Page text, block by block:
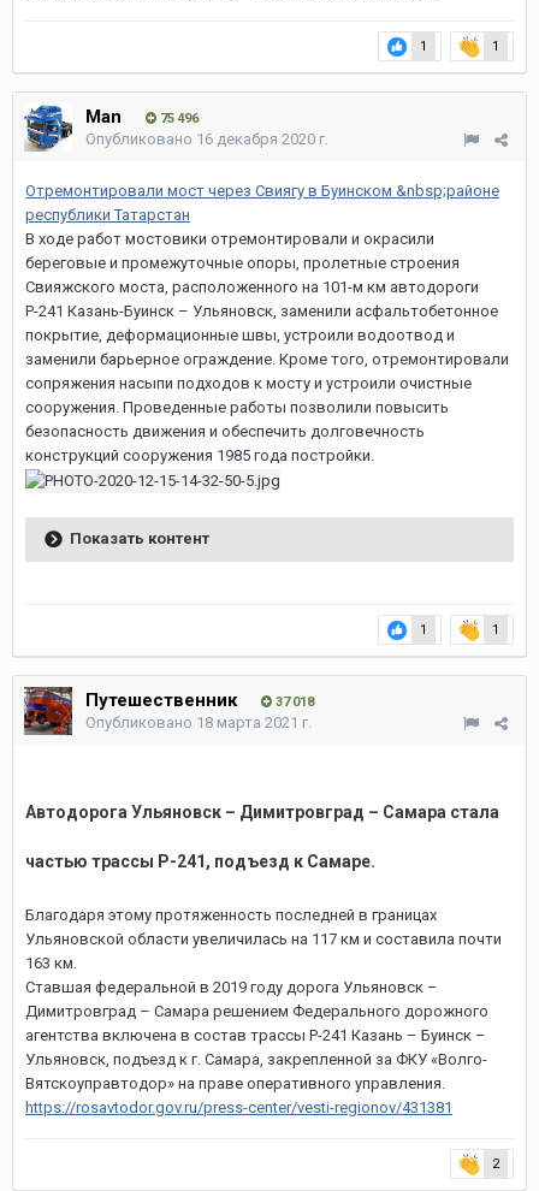
1 1
Man 75 496
Опубликовано 16 декабря 2020 г.
Отремонтировали мост через Свиягу в Буинском &nbsp;районе
республики Татарстан
В ходе работ мостовики отремонтировали и окрасили
береговые и промежуточные опоры, пролетные строения
Свияжского моста, расположенного на 101-м км автодороги
Р-241 Казань-Буинск – Ульяновск, заменили асфальтобетонное
покрытие, деформационные швы, устроили водоотвод и
заменили барьерное ограждение. Кроме того, отремонтировали
сопряжения насыпи подходов к мосту и устроили очистные
сооружения. Проведенные работы позволили повысить
безопасность движения и обеспечить долговечность
конструкций сооружения 1985 года постройки.
Показать контент
1 1
Путешественник 37 018
Опубликовано 18 марта 2021 г.
Автодорога Ульяновск – Димитровград – Самара стала
частью трассы Р-241, подъезд к Самаре.
Благодаря этому протяженность последней в границах
Ульяновской области увеличилась на 117 км и составила почти
163 км.
Ставшая федеральной в 2019 году дорога Ульяновск –
Димитровград – Самара решением Федерального дорожного
агентства включена в состав трассы Р-241 Казань – Буинск –
Ульяновск, подъезд к г. Самара, закрепленной за ФКУ «Волго-
Вятскоуправтодор» на праве оперативного управления.
https://rosavtodor.gov.ru/press-center/vesti-regionov/431381
2